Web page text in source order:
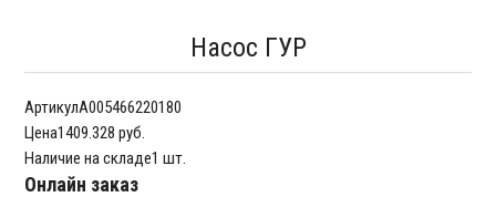
Насос ГУР
АртикулA005466220180
Цена1409.328 руб.
Наличие на складе1 шт.
Онлайн заказ